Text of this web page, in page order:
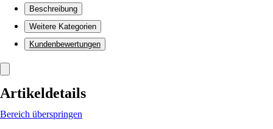
Beschreibung
Weitere Kategorien
Kundenbewertungen
Artikeldetails
Bereich überspringen